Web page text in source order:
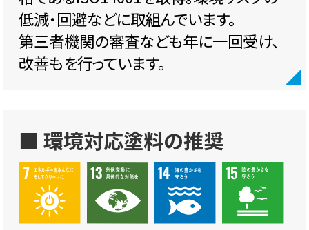
低減・回避などに取組んでいます。
第三者機関の審査なども年に一回受け、
改善もを行っています。
■ 環境対応塗料の推奨